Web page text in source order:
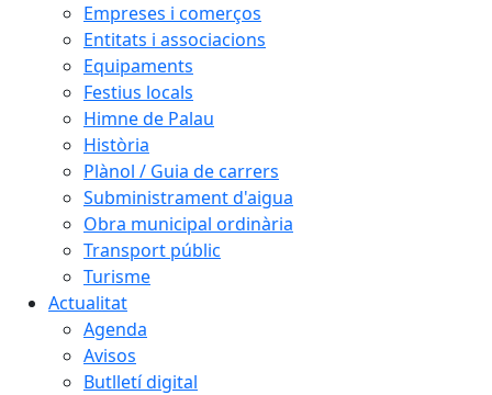
Empreses i comerços
Entitats i associacions
Equipaments
Festius locals
Himne de Palau
Història
Plànol / Guia de carrers
Subministrament d'aigua
Obra municipal ordinària
Transport públic
Turisme
Actualitat
Agenda
Avisos
Butlletí digital